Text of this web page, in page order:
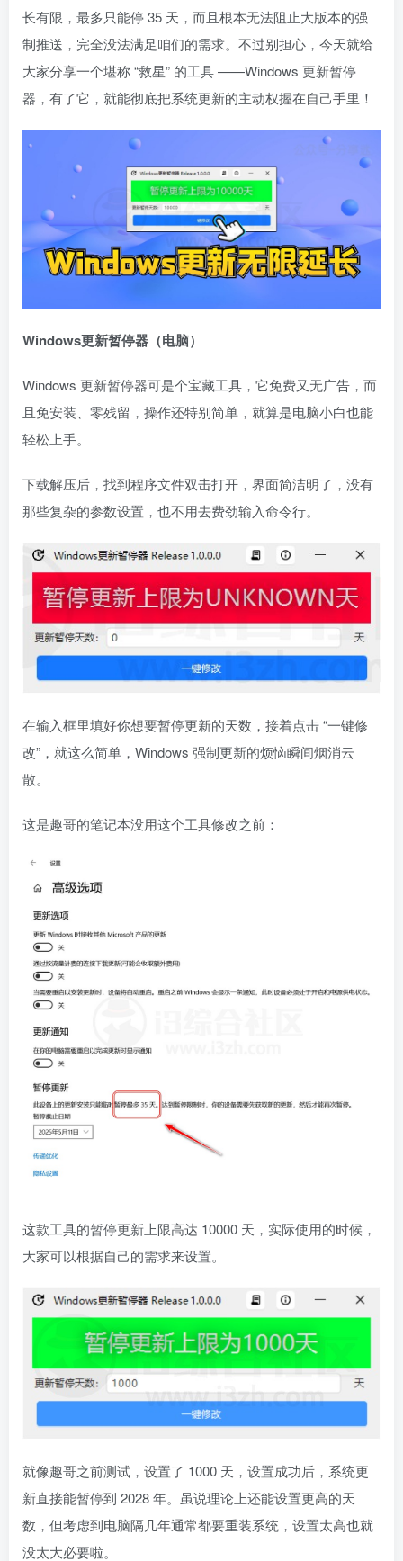
长有限，最多只能停 35 天，而且根本无法阻止大版本的强
制推送，完全没法满足咱们的需求。不过别担心，今天就给
大家分享一个堪称 “救星” 的工具 ——Windows 更新暂停
器，有了它，就能彻底把系统更新的主动权握在自己手里！
Windows更新暂停器（电脑）
Windows 更新暂停器可是个宝藏工具，它免费又无广告，而
且免安装、零残留，操作还特别简单，就算是电脑小白也能
轻松上手。
下载解压后，找到程序文件双击打开，界面简洁明了，没有
那些复杂的参数设置，也不用去费劲输入命令行。
在输入框里填好你想要暂停更新的天数，接着点击 “一键修
改”，就这么简单，Windows 强制更新的烦恼瞬间烟消云
散。
这是趣哥的笔记本没用这个工具修改之前：
这款工具的暂停更新上限高达 10000 天，实际使用的时候，
大家可以根据自己的需求来设置。
就像趣哥之前测试，设置了 1000 天，设置成功后，系统更
新直接能暂停到 2028 年。虽说理论上还能设置更高的天
数，但考虑到电脑隔几年通常都要重装系统，设置太高也就
没太大必要啦。